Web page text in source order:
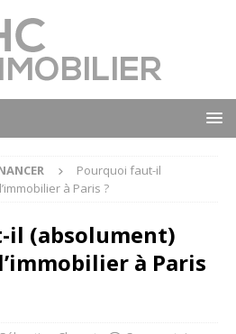
Pourquoi faut-il
à Paris ?
il (absolument)
à Paris